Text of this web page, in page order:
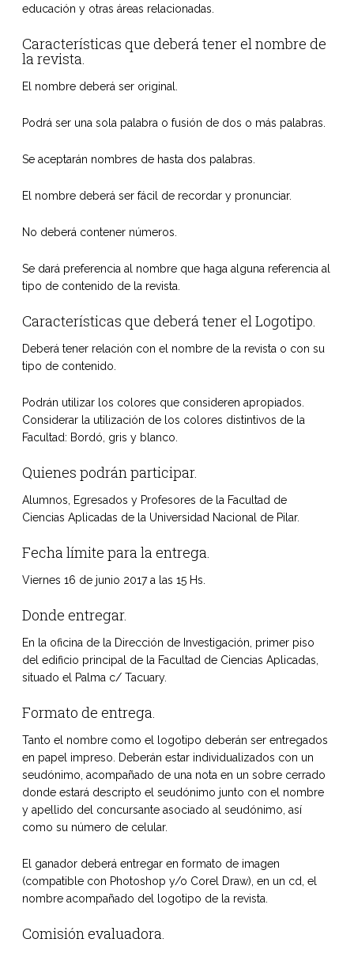
educación y otras áreas relacionadas.
Características que deberá tener el nombre de
la revista.
El nombre deberá ser original.
Podrá ser una sola palabra o fusión de dos o más palabras.
Se aceptarán nombres de hasta dos palabras.
El nombre deberá ser fácil de recordar y pronunciar.
No deberá contener números.
Se dará preferencia al nombre que haga alguna referencia al
tipo de contenido de la revista.
Características que deberá tener el Logotipo.
Deberá tener relación con el nombre de la revista o con su
tipo de contenido.
Podrán utilizar los colores que consideren apropiados.
Considerar la utilización de los colores distintivos de la
Facultad: Bordó, gris y blanco.
Quienes podrán participar.
Alumnos, Egresados y Profesores de la Facultad de
Ciencias Aplicadas de la Universidad Nacional de Pilar.
Fecha límite para la entrega.
Viernes 16 de junio 2017 a las 15 Hs.
Donde entregar.
En la oficina de la Dirección de Investigación, primer piso
del edificio principal de la Facultad de Ciencias Aplicadas,
situado el Palma c/ Tacuary.
Formato de entrega.
Tanto el nombre como el logotipo deberán ser entregados
en papel impreso. Deberán estar individualizados con un
seudónimo, acompañado de una nota en un sobre cerrado
donde estará descripto el seudónimo junto con el nombre
y apellido del concursante asociado al seudónimo, así
como su número de celular.
El ganador deberá entregar en formato de imagen
(compatible con Photoshop y/o Corel Draw), en un cd, el
nombre acompañado del logotipo de la revista.
Comisión evaluadora.